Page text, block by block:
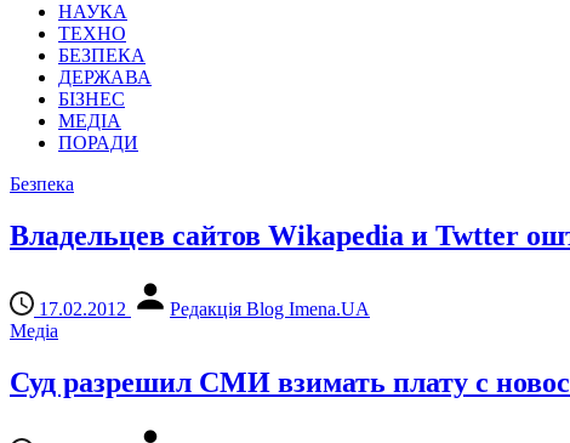
НАУКА
ТЕХНО
БЕЗПЕКА
ДЕРЖАВА
БІЗНЕС
МЕДІА
ПОРАДИ
Безпека
Владельцев сайтов Wikapedia и Twtter
17.02.2012
Редакція Blog Imena.UA
Медіа
Суд разрешил СМИ взимать плату с